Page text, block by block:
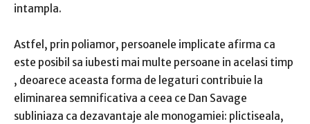
intampla.
Astfel, prin poliamor, persoanele implicate afirma ca
este posibil sa iubesti mai multe persoane in acelasi timp
, deoarece aceasta forma de legaturi contribuie la
eliminarea semnificativa a ceea ce Dan Savage
subliniaza ca dezavantaje ale monogamiei: plictiseala,